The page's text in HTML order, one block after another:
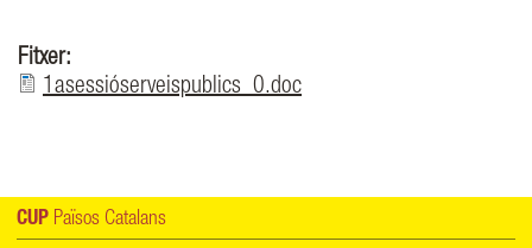
Fitxer:
1asessióserveispublics_0.doc
CUP Països Catalans